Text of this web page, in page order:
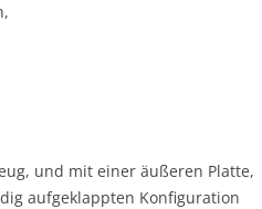
und mit einer äußeren Platte,
aufgeklappten Konfiguration